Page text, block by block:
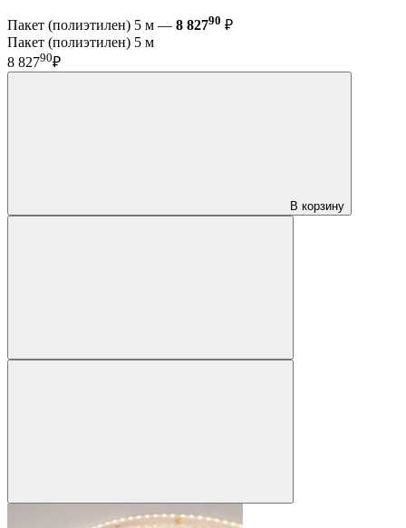
Пакет (полиэтилен) 5 м — 8 82790 ₽
Пакет (полиэтилен) 5 м
8 82790₽
В корзину